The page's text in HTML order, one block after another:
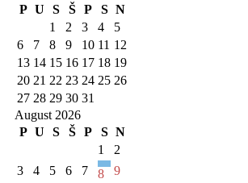
P U S Š P S N
1
2 3 4
5
6
7 8 9 10 11 12
13 14 15 16 17 18 19
20 21 22 23 24 25 26
27 28 29 30 31
August 2026
P U S Š P S N
1
2
3
4 5 6 7 8
9